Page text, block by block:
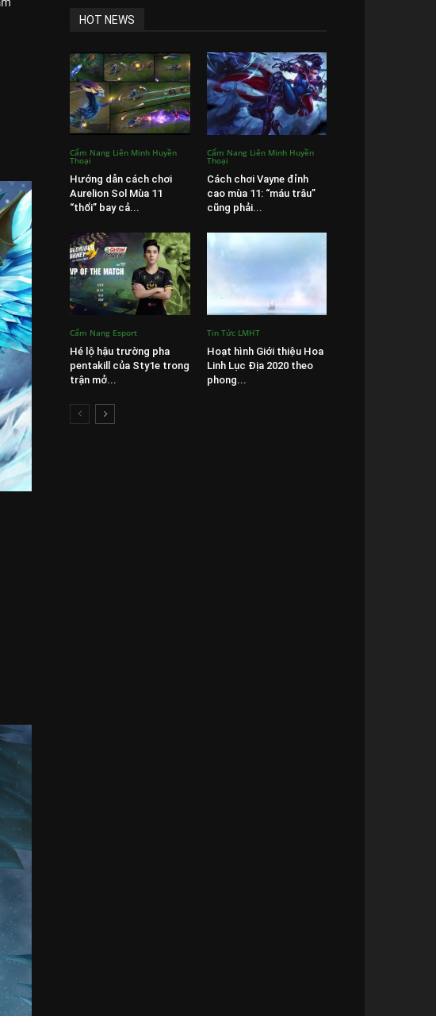
HOT NEWS
Cẩm Nang Liên Minh Huyền
Thoại
Hướng dẫn cách chơi
Aurelion Sol Mùa 11
“thổi” bay cả...
Cẩm Nang Liên Minh Huyền
Thoại
Cách chơi Vayne đỉnh
cao mùa 11: “máu trâu”
cũng phải...
Cẩm Nang Esport
Hé lộ hậu trường pha
pentakill của Sty1e trong
trận mở...
Tin Tức LMHT
Hoạt hình Giới thiệu Hoa
Linh Lục Địa 2020 theo
phong...